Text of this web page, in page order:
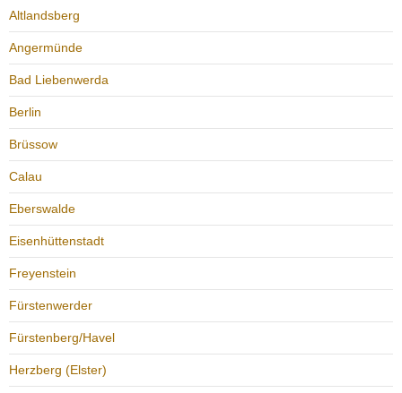
Altlandsberg
Angermünde
Bad Liebenwerda
Berlin
Brüssow
Calau
Eberswalde
Eisenhüttenstadt
Freyenstein
Fürstenwerder
Fürstenberg/Havel
Herzberg (Elster)